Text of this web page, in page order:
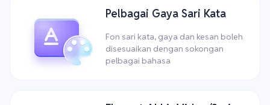
Pelbagai Gaya Sari Kata
Fon sari kata, gaya dan kesan boleh
disesuaikan dengan sokongan
pelbagai bahasa